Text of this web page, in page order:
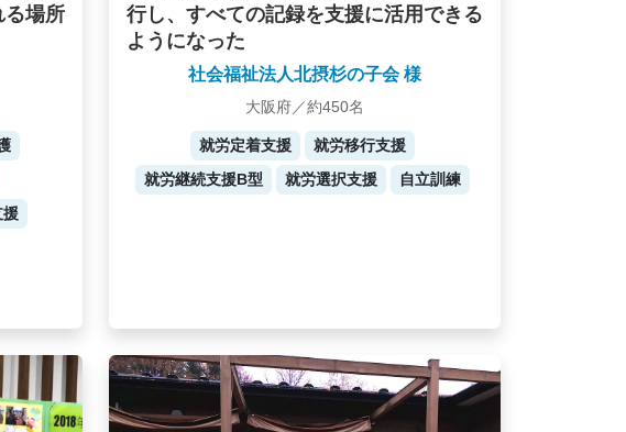
る場所
援
行し、すべての記録を支援に活用できる
ようになった
社会福祉法人北摂杉の子会 様
大阪府／約450名
就労定着支援
就労移行支援
就労継続支援B型
就労選択支援 自立訓練